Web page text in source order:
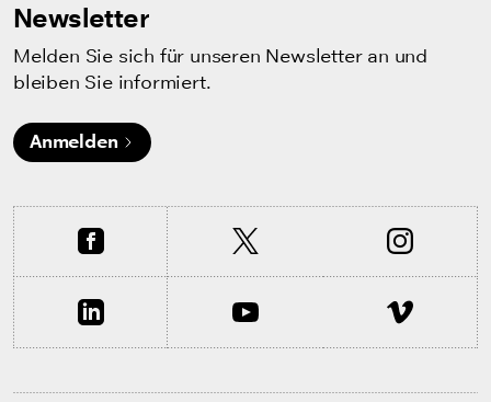
Newsletter
Melden Sie sich für unseren Newsletter an und
bleiben Sie informiert.
Anmelden